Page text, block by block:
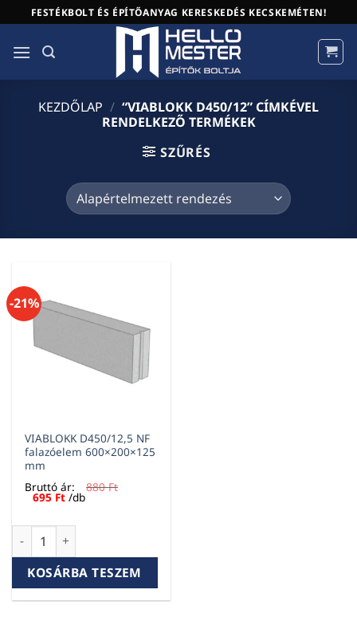
to
content
FESTÉKBOLT ÉS ÉPÍTŐANYAG KERESKEDÉS KECSKEMÉTEN!
KEZDŐLAP / “VIABLOKK D450/12” CÍMKÉVEL
RENDELKEZŐ TERMÉKEK
SZŰRÉS
-21%
VIABLOKK D450/12,5 NF
falazóelem 600×200×125
mm
Bruttó ár:
880Ft
Original
price
880 Ft.
695 FtCurrent
price
695 Ft.
/db
VIABLOKK D450/12,5 NF falazóelem 600×200×125 mm
KOSÁRBA TESZEM